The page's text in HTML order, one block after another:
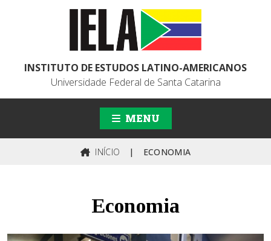
INSTITUTO DE ESTUDOS LATINO-AMERICANOS
Universidade Federal de Santa Catarina
MENU
INÍCIO | ECONOMIA
Economia